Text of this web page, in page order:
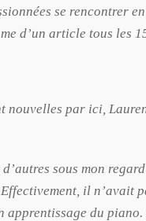
se rencontrer
d’un article tous les
nouvelles par ici,
sous mon
il n’avait
du piano.